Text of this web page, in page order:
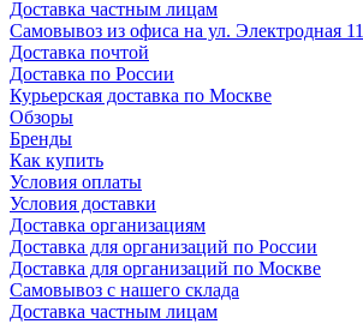
Доставка частным лицам
Самовывоз из офиса на ул. Электродная 11
Доставка почтой
Доставка по России
Курьерская доставка по Москве
Обзоры
Бренды
Как купить
Условия оплаты
Условия доставки
Доставка организациям
Доставка для организаций по России
Доставка для организаций по Москве
Самовывоз с нашего склада
Доставка частным лицам